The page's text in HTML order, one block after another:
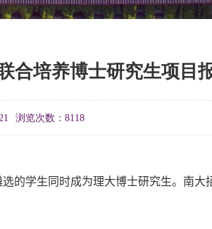
合培养博士研究生项目
浏览次数： 8118
的学生同时成为理大博士研究生。南大